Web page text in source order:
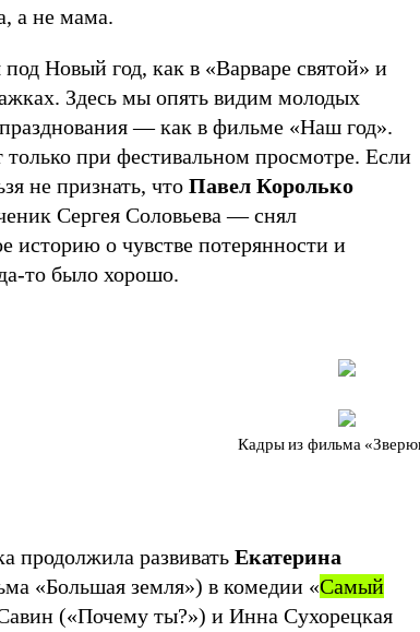
а не мама.
под Новый год, как в «Варваре святой» и
Здесь мы опять видим молодых
— как в фильме «Наш год».
при фестивальном просмотре. Если
не признать, что Павел Королько
Сергея Соловьева — снял
о чувстве потерянности и
то было хорошо.
Кадры из фильма
продолжила развивать Екатерина
«Большая земля») в комедии «Самый
(​​«Почему ты?») и Инна Сухорецкая